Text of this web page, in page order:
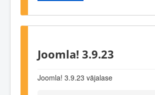
Joomla! 3.9.23
Joomla! 3.9.23 väjalase